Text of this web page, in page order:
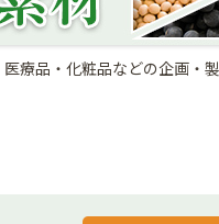
療品・化粧品などの企画・